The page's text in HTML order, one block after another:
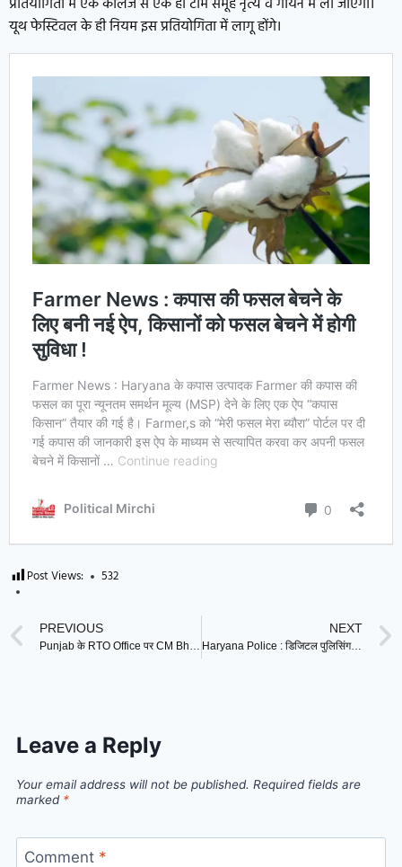
यूथ फेस्टिवल के ही नियम इस प्रतियोगिता में लागू होंगे।
Post Views: 532
PREVIOUS NEXT
Haryana Police : डिजिटल पुलिसिंग में हरियाणा का रुतबा बरकरार, अपराध ट्रैकिंग सिस्टम में बना मिसाल
Leave a Reply
Your email address will not be published. Required fields are
marked *
Comment *